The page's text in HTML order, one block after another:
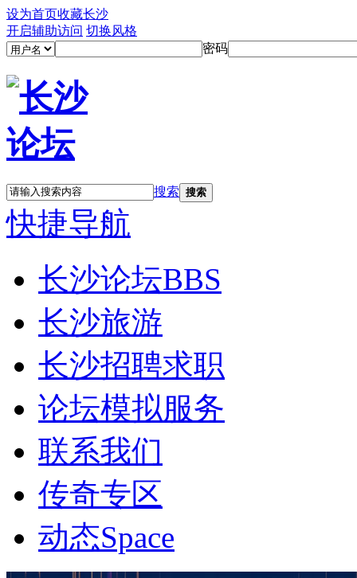
设为首页收藏长沙
开启辅助访问 切换风格
密码
搜索 搜索
快捷导航
长沙论坛BBS
长沙旅游
长沙招聘求职
论坛模拟服务
联系我们
传奇专区
动态Space